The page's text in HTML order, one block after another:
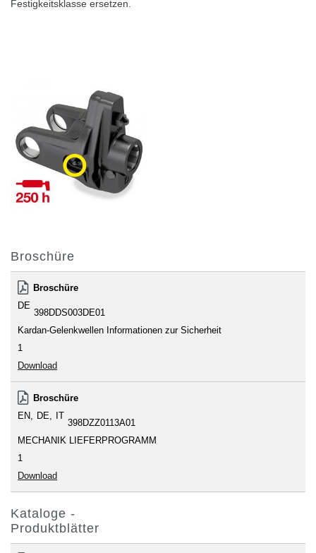
Festigkeitsklasse ersetzen.
Broschüre
Broschüre
DE
398DDS003DE01
Kardan-Gelenkwellen Informationen zur Sicherheit
1
Download
Broschüre
EN
DE IT
398DZZ0113A01
MECHANIK LIEFERPROGRAMM
1
Download
Kataloge -
Produktblätter